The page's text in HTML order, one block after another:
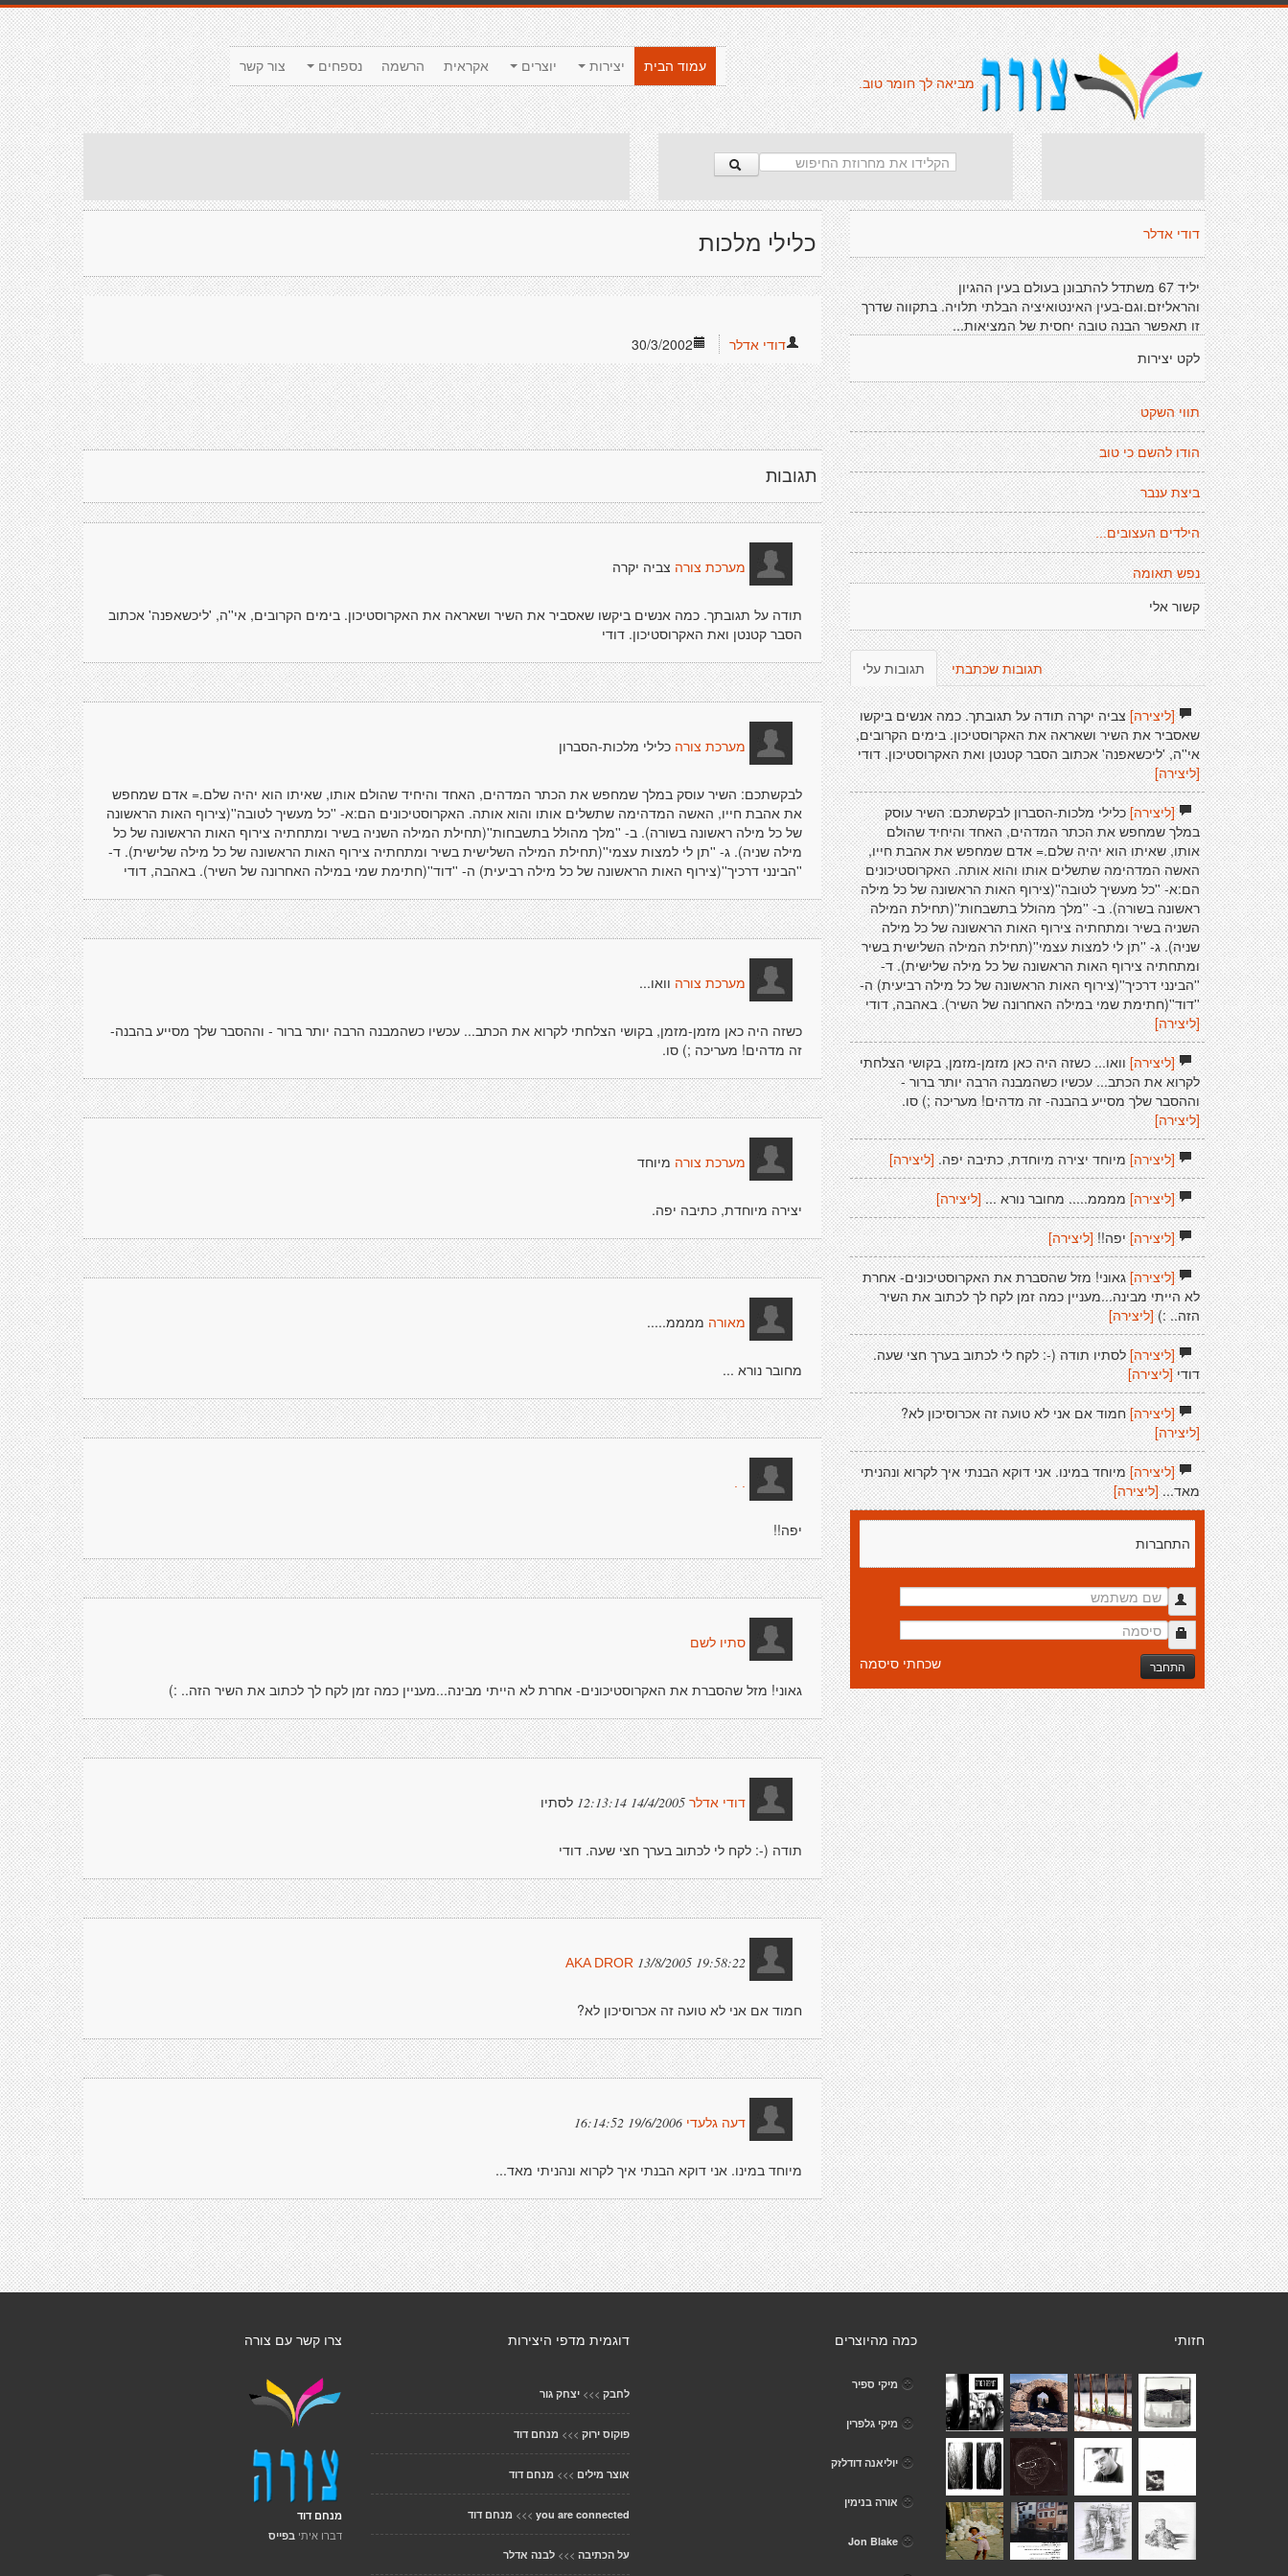
צור קשר נספחים הרשמה אקראית יוצרים יצירות
עמוד הבית
מביאה לך חומר טוב.
כלילי מלכות
30/3/2002 דודי אדלר
תגובות
מערכת צורה צביה יקרה
תודה על תגובתך. כמה אנשים ביקשו שאסביר את השיר ושאראה את האקרוסטיכון. בימים הקרובים, אי''ה, 'ליכשאפנה' אכתוב
הסבר קטנטן ואת האקרוסטיכון. דודי
מערכת צורה כלילי מלכות-הסברון
לבקשתכם: השיר עוסק במלך שמחפש את הכתר המדהים, האחד והיחיד שהולם אותו, שאיתו הוא יהיה שלם.= אדם שמחפש
את אהבת חייו, האשה המדהימה שתשלים אותו והוא אותה. האקרוסטיכונים הם:א- ''כל מעשיך לטובה''(צירוף האות הראשונה
של כל מילה ראשונה בשורה). ב- ''מלך מהולל בתשבחות''(תחילת המילה השניה בשיר ומתחתיה צירוף האות הראשונה של כל
מילה שניה). ג- ''תן לי למצות עצמי''(תחילת המילה השלישית בשיר ומתחתיה צירוף האות הראשונה של כל מילה שלישית). ד-
''הבינני דרכיך''(צירוף האות הראשונה של כל מילה רביעית) ה- ''דוד''(חתימת שמי במילה האחרונה של השיר). באהבה, דודי
מערכת צורה וואו...
כשזה היה כאן מזמן-מזמן, בקושי הצלחתי לקרוא את הכתב... עכשיו כשהמבנה הרבה יותר ברור - וההסבר שלך מסייע בהבנה-
זה מדהים! מעריכה ;) סו.
מערכת צורה מיוחד
יצירה מיוחדת, כתיבה יפה.
מאורה ממממ.....
מחובר נורא ...
יפה!!
סתיו לשם
גאוני! מזל שהסברת את האקרוסטיכונים- אחרת לא הייתי מבינה...מעניין כמה זמן לקח לך לכתוב את השיר הזה.. :)
דודי אדלר 14/4/2005 12:13:14 לסתיו
תודה (-: לקח לי לכתוב בערך חצי שעה. דודי
AKA DROR 13/8/2005 19:58:22
חמוד אם אני לא טועה זה אכרוסיכון לא?
דעה גלעדי 19/6/2006 16:14:52
מיוחד במינו. אני דוקא הבנתי איך לקרוא ונהניתי מאד...
דודי אדלר
יליד 67 משתדל להתבונן בעולם בעין ההגיון
והראליזם.וגם-בעין האינטואיציה הבלתי תלויה. בתקווה שדרך
זו תאפשר הבנה טובה יחסית של המציאות...
לקט יצירות
תווי השקט
הודו להשם כי טוב
ביצת ענבר
הילדים העצובים...
נפש תאומה
קשור אלי
תגובות עלי תגובות שכתבתי
[ליצירה]צביה יקרה תודה על תגובתך. כמה אנשים ביקשו
שאסביר את השיר ושאראה את האקרוסטיכון. בימים הקרובים,
אי''ה, 'ליכשאפנה' אכתוב הסבר קטנטן ואת האקרוסטיכון. דודי
[ליצירה]
[ליצירה]כלילי מלכות-הסברון לבקשתכם: השיר עוסק
במלך שמחפש את הכתר המדהים, האחד והיחיד שהולם
אותו, שאיתו הוא יהיה שלם.= אדם שמחפש את אהבת חייו,
האשה המדהימה שתשלים אותו והוא אותה. האקרוסטיכונים
הם:א- ''כל מעשיך לטובה''(צירוף האות הראשונה של כל מילה
ראשונה בשורה). ב- ''מלך מהולל בתשבחות''(תחילת המילה
השניה בשיר ומתחתיה צירוף האות הראשונה של כל מילה
שניה). ג- ''תן לי למצות עצמי''(תחילת המילה השלישית בשיר
ומתחתיה צירוף האות הראשונה של כל מילה שלישית). ד-
''הבינני דרכיך''(צירוף האות הראשונה של כל מילה רביעית) ה-
''דוד''(חתימת שמי במילה האחרונה של השיר). באהבה, דודי
[ליצירה]
[ליצירה]וואו... כשזה היה כאן מזמן-מזמן, בקושי הצלחתי
לקרוא את הכתב... עכשיו כשהמבנה הרבה יותר ברור -
וההסבר שלך מסייע בהבנה- זה מדהים! מעריכה ;) סו.
[ליצירה]
[ליצירה]מיוחד יצירה מיוחדת, כתיבה יפה. [ליצירה]
[ליצירה]ממממ..... מחובר נורא ... [ליצירה]
[ליצירה]יפה!! [ליצירה]
[ליצירה]גאוני! מזל שהסברת את האקרוסטיכונים- אחרת
לא הייתי מבינה...מעניין כמה זמן לקח לך לכתוב את השיר
הזה.. :) [ליצירה]
[ליצירה]לסתיו תודה (-: לקח לי לכתוב בערך חצי שעה.
דודי [ליצירה]
[ליצירה]חמוד אם אני לא טועה זה אכרוסיכון לא?
[ליצירה]
[ליצירה]מיוחד במינו. אני דוקא הבנתי איך לקרוא ונהניתי
מאד... [ליצירה]
התחברות
התחבר שכחתי סיסמה
צרו קשר עם צורה
מנחם דוד
דברו איתי בפייס
דוגמית מדפי היצירות
לחבק >>> יצחק גור
פוקוס ירוק >>> מנחם דוד
אוצר מילים >>> מנחם דוד
you are connected
>>> מנחם דוד
על הכתיבה >>> לבנה אדלר
כמה מהיוצרים
מיקי ספיר
מיקי גלפרין
יוליאנה דודלזק
אורה בנימין
Jon Blake
חזותי